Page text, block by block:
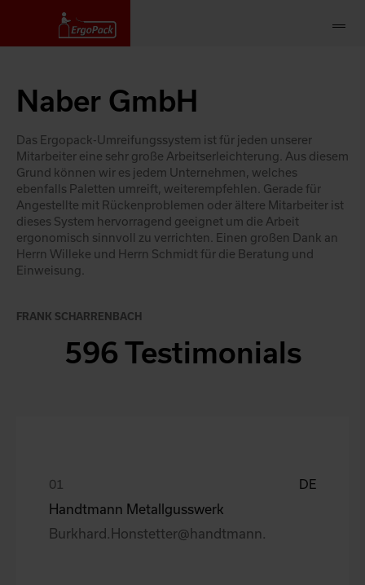
Naber GmbH
Das Ergopack-Umreifungssystem ist für jeden unserer
Mitarbeiter eine sehr große Arbeitserleichterung. Aus diesem
Grund können wir es jedem Unternehmen, welches
ebenfalls Paletten umreift, weiterempfehlen. Gerade für
Angestellte mit Rückenproblemen oder ältere Mitarbeiter ist
dieses System hervorragend geeignet um die Arbeit
ergonomisch sinnvoll zu verrichten. Einen großen Dank an
Herrn Willeke und Herrn Schmidt für die Beratung und
Einweisung.
FRANK SCHARRENBACH
596 Testimonials
DE
Handtmann Metallgusswerk
Burkhard.Honstetter@handtmann.